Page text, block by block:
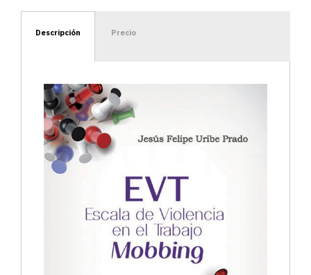
Descripción Precio